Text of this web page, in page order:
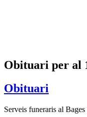
Obituari per al
Obituari
Serveis funeraris al Bages